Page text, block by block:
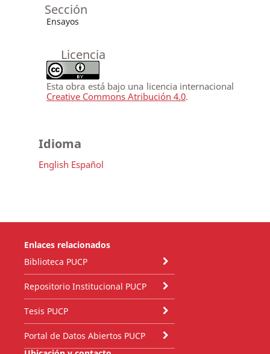
Sección
Ensayos
Licencia
Esta obra está bajo una licencia internacional
Creative Commons Atribución 4.0.
Idioma
English Español
Enlaces relacionados
Biblioteca PUCP
Repositorio Institucional PUCP
Tesis PUCP
Portal de Datos Abiertos PUCP